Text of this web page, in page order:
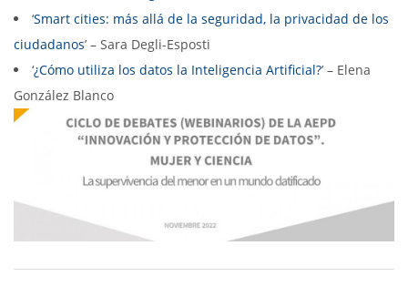
‘Smart cities: más allá de la seguridad, la privacidad de los
ciudadanos’ – Sara Degli-Esposti
‘¿Cómo utiliza los datos la Inteligencia Artificial?’ – Elena
González Blanco